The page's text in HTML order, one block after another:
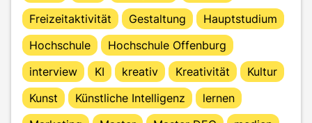
Freizeitaktivität
Gestaltung
Hauptstudium
Hochschule
Hochschule Offenburg
interview
KI kreativ Kreativität
Kultur
Kunst
Künstliche Intelligenz
lernen